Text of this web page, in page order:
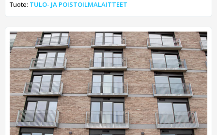
Tuote: TULO- JA POISTOILMALAITTEET